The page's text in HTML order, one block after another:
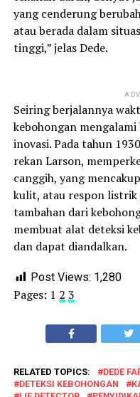
yang cenderung
atau berada dalam
tinggi,” jelas Dede.
Seiring berjalannya
kebohongan
inovasi. Pada tahun
rekan Larson,
canggih, yang
kulit, atau respon listrik
tambahan dari
membuat alat deteksi
dan dapat diandalkan.
Post Views: 1,280
Pages: 1 2 3
RELATED TOPICS:
DEDE
DETEKSI KEBOHONGAN